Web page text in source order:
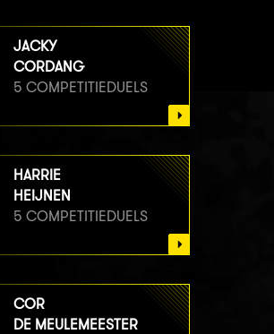
JACKY
CORDANG
5 COMPETITIEDUELS
HARRIE
HEIJNEN
5 COMPETITIEDUELS
COR
DE MEULEMEESTER